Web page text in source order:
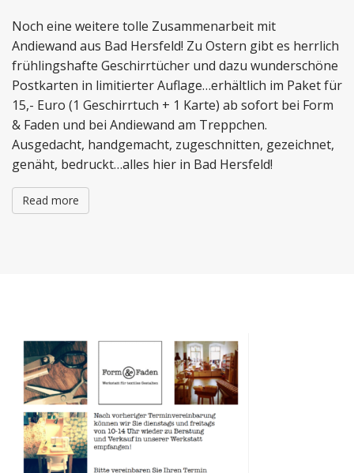
Noch eine weitere tolle Zusammenarbeit mit
Andiewand aus Bad Hersfeld! Zu Ostern gibt es herrlich
frühlingshafte Geschirrtücher und dazu wunderschöne
Postkarten in limitierter Auflage…erhältlich im Paket für
15,- Euro (1 Geschirrtuch + 1 Karte) ab sofort bei Form
& Faden und bei Andiewand am Treppchen.
Ausgedacht, handgemacht, zugeschnitten, gezeichnet,
genäht, bedruckt…alles hier in Bad Hersfeld!
Read more